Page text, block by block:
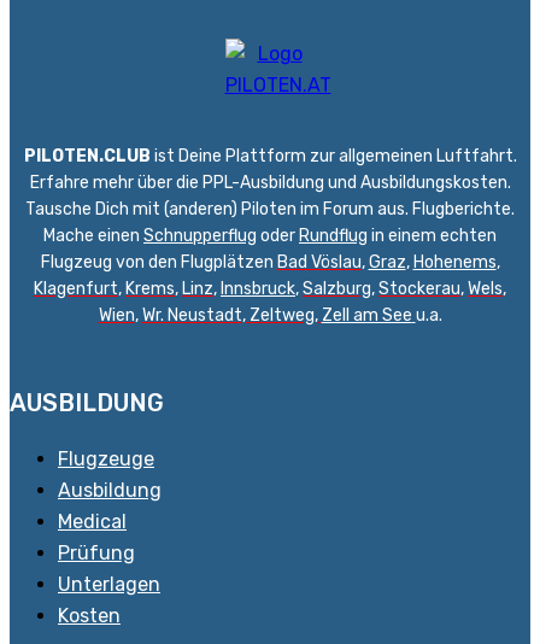
PILOTEN.CLUB ist Deine Plattform zur allgemeinen Luftfahrt.
Erfahre mehr über die PPL-Ausbildung und Ausbildungskosten.
Tausche Dich mit (anderen) Piloten im Forum aus. Flugberichte.
Mache einen Schnupperflug oder Rundflug in einem echten
Flugzeug von den Flugplätzen Bad Vöslau,Graz, Hohenems,
Klagenfurt, Krems, Linz, Innsbruck,Salzburg,Stockerau,Wels,
Wien,Wr. Neustadt, Zeltweg, Zell am See u.a.
AUSBILDUNG
Flugzeuge
Ausbildung
Medical
Prüfung
Unterlagen
Kosten